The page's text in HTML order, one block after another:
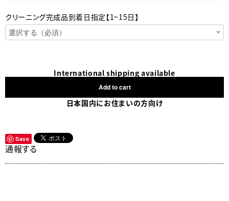
クリーニング完成品到着日指定【1~15日】
International shipping available
Add to cart
日本国内にお住まいの方向け
Save
通報する